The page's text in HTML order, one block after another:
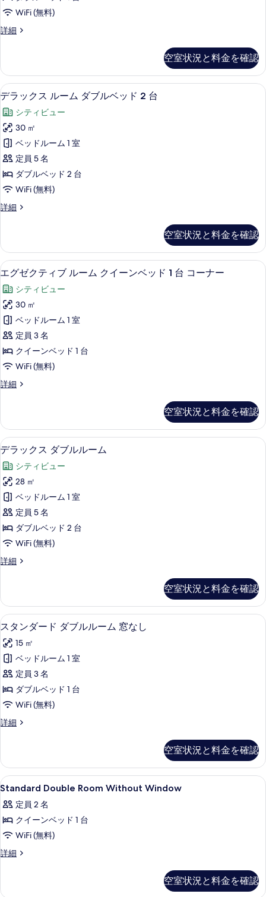
み
条
ー
ダ
ル
ベ
ッ
ド
1
台
の
す
べ
て
真
を
表
示
す
る
WiFi (無料)
詳細
ス
ア
ル
ー
ダ
ブ
ル
ベ
ッ
ド
台
の
詳
空室状況と料金を確認
デ
ラ
ッ
ク
ス
ル
ー
ダ
ル
ベ
ッ
ド
2
台
の
す
べ
て
真
を
表
示
す
る
デラックス ルーム ダブルベッド 2
11
デラックス ルーム ダブルベッド 2 台
シティビュー
30 ㎡
ベッドルーム 1 室
定員 5 名
ダブルベッド 2 台
WiFi (無料)
詳細
デ
ス
ル
ー
ダ
ブ
ル
ベ
ッ
ド
2
台
の
詳
空室状況と料金を確認
エ
グ
ゼ
ク
テ
ィ
ブ
ー
ク
イ
ー
ン
ベ
ッ
ド
1
台
コ
ー
の
す
べ
て
の
写
真
を
示
す
る
エグゼクティブ ルーム クイーンベ
9
エグゼクティブ ルーム クイーンベッド 1 台 コーナー
シティビュー
30 ㎡
ベッドルーム 1 室
定員 3 名
クイーンベッド 1 台
WiFi (無料)
詳細
エ
テ
ィ
ブ
ー
ム
ク
イ
ー
ン
ベ
ッ
ド
1
ー
ナ
ー
の
詳
細
空室状況と料金を確認
デ
ラ
ッ
ク
ス
ダ
ブ
ル
ム
の
す
べ
て
の
写
真
を
す
る
デラックス ダブルルーム | 羽毛の掛
9
デラックス ダブルルーム
シティビュー
28 ㎡
ベッドルーム 1 室
定員 5 名
ダブルベッド 2 台
WiFi (無料)
詳細
デ
ス
ダ
ブ
ル
ー
ム
の
詳
細
空室状況と料金を確認
ス
タ
ン
ダ
ー
ド
ブ
ル
ー
ム
窓
な
し
の
スタンダード ダブルルーム 窓なし |
7
スタンダード ダブルルーム 窓なし
15 ㎡
ベッドルーム 1 室
定員 3 名
ダブルベッド 1 台
WiFi (無料)
詳細
ス
ー
ド
ダ
ル
ル
ム
窓
な
詳
空室状況と料金を確認
Standard
Double
Room
Without
Window
の
羽毛の掛け布団、セーフティボック
7
Standard Double Room Without Window
定員 2 名
クイーンベッド 1 台
WiFi (無料)
詳細
Standard
空室状況と料金を確認